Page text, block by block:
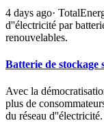
4 days ago·
d''électricité par
renouvelables.
Batterie de
Avec la
plus de
du réseau